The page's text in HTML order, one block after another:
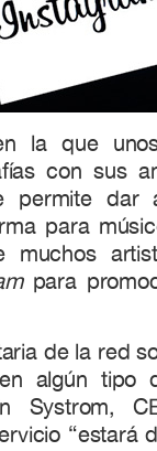
la que
con sus
permite dar
para
para
de la red
algún tipo
Systrom,
“estará